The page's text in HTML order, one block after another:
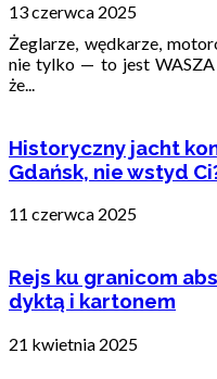
13 czerwca 2025
Żeglarze, wędkarze,
nie tylko — to jest WASZA
że...
Historyczny jacht
Gdańsk, nie wstyd
11 czerwca 2025
Rejs ku granicom
dyktą i kartonem
21 kwietnia 2025